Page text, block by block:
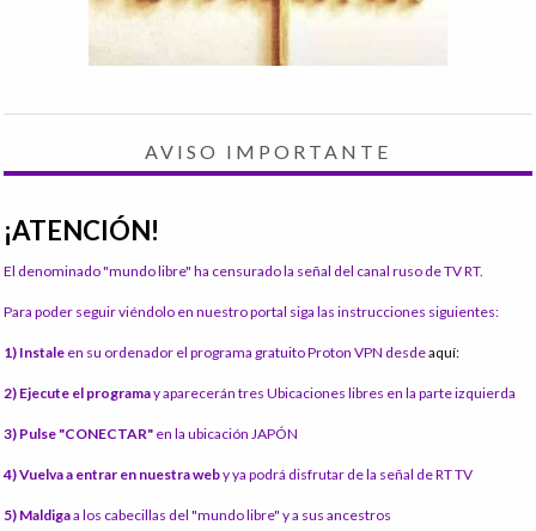
AVISO IMPORTANTE
¡ATENCIÓN!
El denominado "mundo libre" ha censurado la señal del canal ruso de TV RT.
Para poder seguir viéndolo en nuestro portal siga las instrucciones siguientes:
1) Instale en su ordenador el programa gratuito Proton VPN desdeaquí:
2) Ejecute el programay aparecerán tres Ubicaciones libres en la parte izquierda
3) Pulse "CONECTAR" en la ubicación JAPÓN
4) Vuelva a entrar en nuestra weby ya podrá disfrutar de la señal de RT TV
5) Maldigaa los cabecillas del "mundo libre" y a sus ancestros